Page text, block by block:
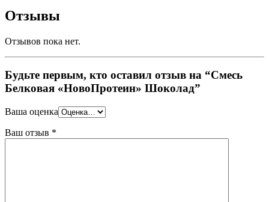
Отзывы
Отзывов пока нет.
Будьте первым, кто оставил отзыв на “Смесь
Белковая «НовоПротеин» Шоколад”
Ваша оценка
Ваш отзыв *